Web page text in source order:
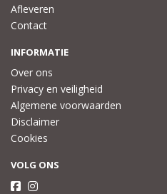
Afleveren
Contact
INFORMATIE
Over ons
Privacy en veiligheid
Algemene voorwaarden
Disclaimer
Cookies
VOLG ONS